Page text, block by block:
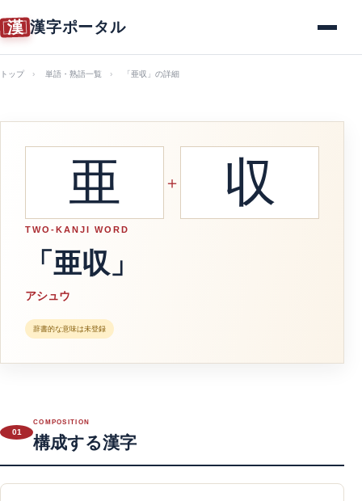
漢 漢字ポータル
トップ 単語・熟語一覧 「亜収」の詳細
亜 ＋ 収
TWO-KANJI WORD
「亜収」
アシュウ
辞書的な意味は未登録
01
COMPOSITION
構成する漢字